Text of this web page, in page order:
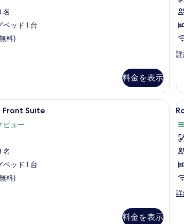
名
ベッド 1 台
料)
料金を表示
の
詳
細
、ミニバー、セーフティボックス (室内)Rooftop Front Suite | 高級寝具、羽
Suite
ビュー
名
ベッド 1 台
料)
料金を表示